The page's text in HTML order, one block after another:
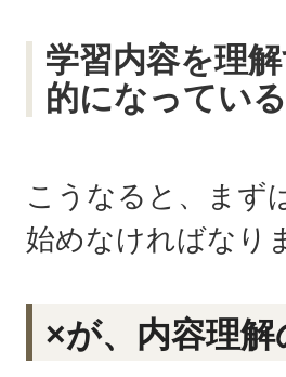
学習内容を理
的になっている
こうなると、まず
始めなければなり
×が、内容理